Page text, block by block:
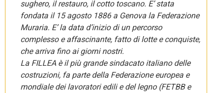
sughero, il restauro, il cotto toscano. E’ stata
fondata il 15 agosto 1886 a Genova la Federazione
Muraria. E’ la data d’inizio di un percorso
complesso e affascinante, fatto di lotte e conquiste,
che arriva fino ai giorni nostri.
La FILLEA è il più grande sindacato italiano delle
costruzioni, fa parte della Federazione europea e
mondiale dei lavoratori edili e del legno (FETBB e